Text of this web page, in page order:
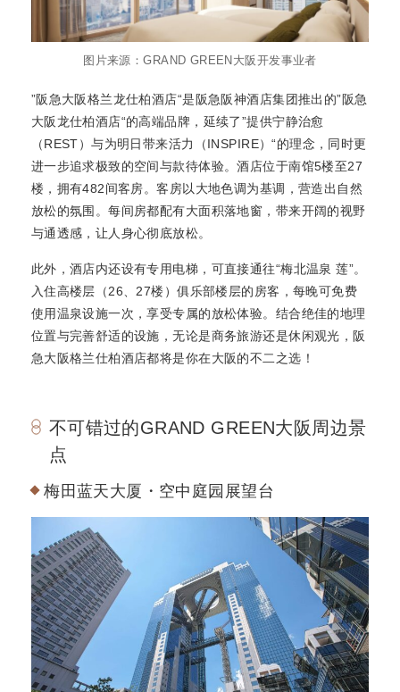
图片来源：GRAND GREEN大阪开发事业者
”阪急大阪格兰龙仕柏酒店“是阪急阪神酒店集团推出的”阪急
大阪龙仕柏酒店“的高端品牌，延续了”提供宁静治愈
（REST）与为明日带来活力（INSPIRE）“的理念，同时更
进一步追求极致的空间与款待体验。酒店位于南馆5楼至27
楼，拥有482间客房。客房以大地色调为基调，营造出自然
放松的氛围。每间房都配有大面积落地窗，带来开阔的视野
与通透感，让人身心彻底放松。
此外，酒店内还设有专用电梯，可直接通往“梅北温泉 莲”。
入住高楼层（26、27楼）俱乐部楼层的房客，每晚可免费
使用温泉设施一次，享受专属的放松体验。结合绝佳的地理
位置与完善舒适的设施，无论是商务旅游还是休闲观光，阪
急大阪格兰仕柏酒店都将是你在大阪的不二之选！
不可错过的GRAND GREEN大阪周边景
点
梅田蓝天大厦・空中庭园展望台